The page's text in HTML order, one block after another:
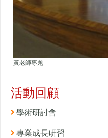
黃老師專題
活動回顧
學術研討會
專業成長研習